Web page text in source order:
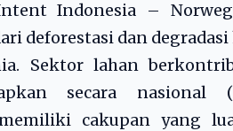
Indonesia –
deforestasi dan
Sektor lahan
secara nasional
cakupan yang